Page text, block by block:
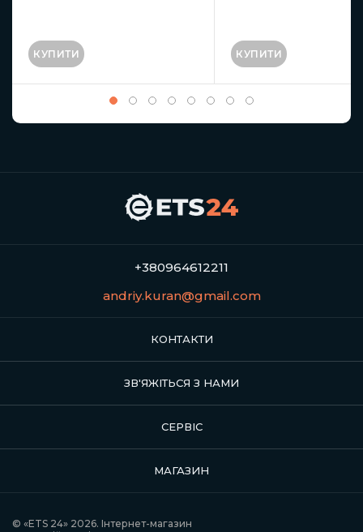
КУПИТИ КУПИТИ
+380964612211
andriy.kuran@gmail.com
КОНТАКТИ
ЗВ'ЯЖІТЬСЯ З НАМИ
СЕРВІС
МАГАЗИН
© «ETS 24» 2026. Інтернет-магазин